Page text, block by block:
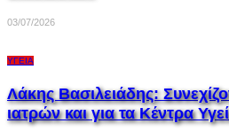
03/07/2026
ΥΓΕΊΑ
Λάκης Βασιλειάδης:
ιατρών και για τα Κέντρα